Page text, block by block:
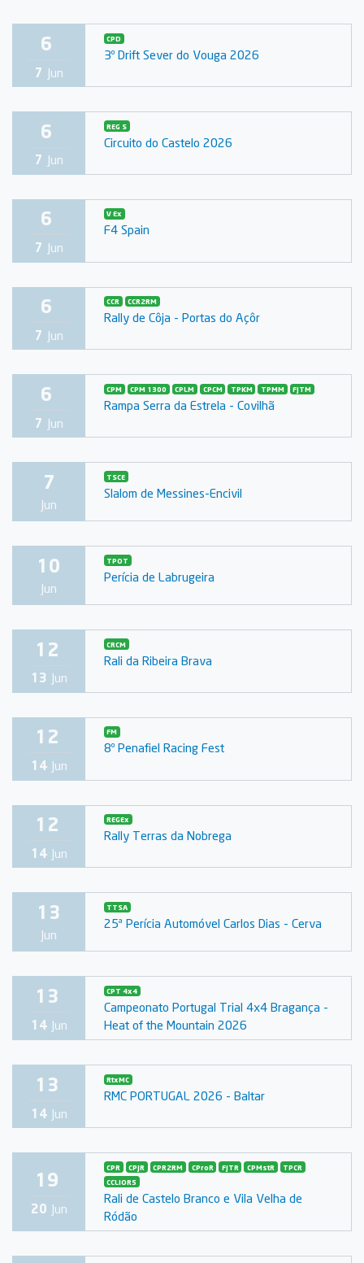
6
7 Jun
CPD
3º Drift Sever do Vouga 2026
6
7 Jun
REG S
Circuito do Castelo 2026
6
7 Jun
V Ex
F4 Spain
6
7 Jun
CCR CCR2RM
Rally de Côja - Portas do Açôr
6
7 Jun
CPM CPM 1300 CPLM CPCM TPKM TPMM FJTM
Rampa Serra da Estrela - Covilhã
7
Jun
TSCE
Slalom de Messines-Encivil
10
Jun
TPOT
Perícia de Labrugeira
12
13 Jun
CRCM
Rali da Ribeira Brava
12
14 Jun
FM
8º Penafiel Racing Fest
12
14 Jun
REGEx
Rally Terras da Nobrega
13
Jun
TTSA
25ª Perícia Automóvel Carlos Dias - Cerva
13
14 Jun
CPT 4x4
Campeonato Portugal Trial 4x4 Bragança -
Heat of the Mountain 2026
13
14 Jun
RtxMC
RMC PORTUGAL 2026 - Baltar
19
20 Jun
CPR CPJR CPR2RM CProR FJTR CPMstR
TPCR
CCLIOR5
Rali de Castelo Branco e Vila Velha de
Ródão